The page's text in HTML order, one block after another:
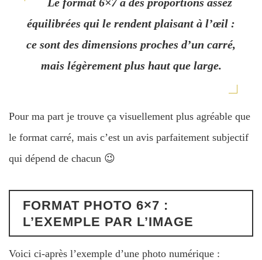
Le format 6×7 a des proportions assez
équilibrées qui le rendent plaisant à l’œil :
ce sont des dimensions proches d’un carré,
mais légèrement plus haut que large.
Pour ma part je trouve ça visuellement plus agréable que
le format carré, mais c’est un avis parfaitement subjectif
qui dépend de chacun 😉
FORMAT PHOTO 6×7 :
L’EXEMPLE PAR L’IMAGE
Voici ci-après l’exemple d’une photo numérique :